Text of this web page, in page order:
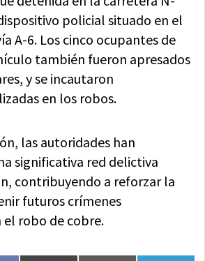
policial situado en el
A-6. Los cinco ocupantes de
también fueron apresados
y se incautaron
en los robos.
las autoridades han
significativa red delictiva
contribuyendo a reforzar la
futuros crímenes
el robo de cobre.